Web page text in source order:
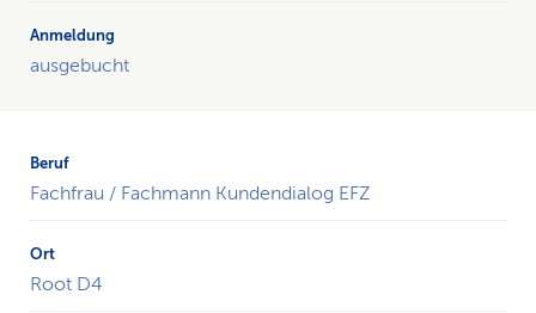
ausgebucht
Fachfrau / Fachmann Kundendialog EFZ
Root D4